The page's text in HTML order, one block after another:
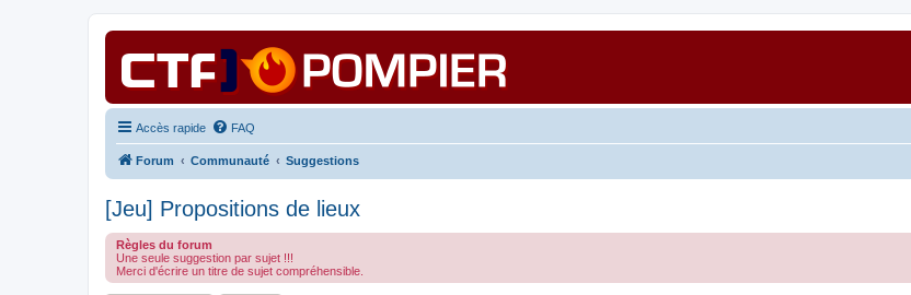
Accès rapide FAQ
Forum Communauté Suggestions
[Jeu] Propositions de lieux
Règles du forum
Une seule suggestion par sujet !!!
Merci d'écrire un titre de sujet compréhensible.